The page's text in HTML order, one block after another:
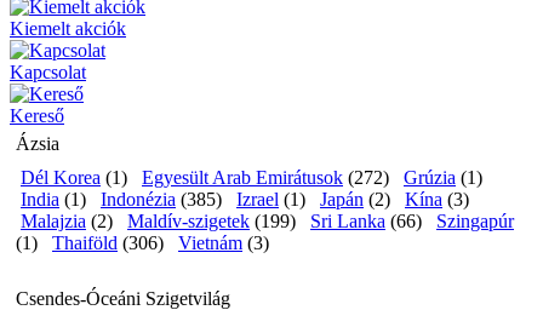
Kiemelt akciók
Kapcsolat
Kereső
Ázsia
Dél Korea (1) Egyesült Arab Emirátusok (272) Grúzia (1)
India (1) Indonézia (385) Izrael (1) Japán (2) Kína (3)
Malajzia (2) Maldív-szigetek (199) Sri Lanka (66)
Szingapúr
(1)
Thaiföld (306) Vietnám (3)
Csendes-Óceáni Szigetvilág